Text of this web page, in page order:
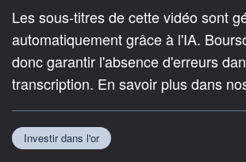
Les sous-titres de cette vidéo sont
automatiquement grâce à l'IA.
donc garantir l'absence d'erreurs
transcription. En savoir plus dans
Investir dans l'or